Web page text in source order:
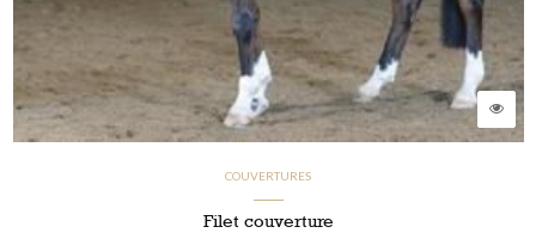
COUVERTURES
Filet couverture